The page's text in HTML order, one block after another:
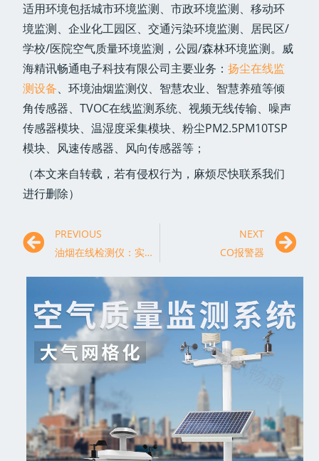
适用环境包括城市环境监测、市政环境监测、移动环
境监测、企业化工园区、交通污染环境监测、居民区/
学校/医院空气质量环境监测，公园/森林环境监测。威
海精讯畅通电子科技有限公司主要业务：扬尘在线监
测设备、环境油烟监测仪、智慧农业、智慧养殖等倾
角传感器、TVOC在线监测系统、视频无线传输、噪声
传感器模块、温湿度采集模块、粉尘PM2.5PM10TSP
模块、风速传感器、风向传感器等；
（本文来自转载，若有侵权行为，麻烦尽快联系我们
进行删除）
PREVIOUS
油烟在线检测仪：实时监测厨房油烟浓度，保护环境
NEXT
CO报警器